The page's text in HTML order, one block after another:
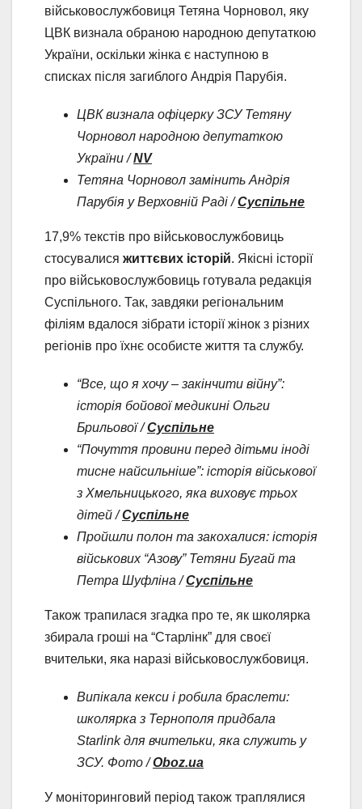
військовослужбовиця Тетяна Чорновол, яку
ЦВК визнала обраною народною депутаткою
України, оскільки жінка є наступною в
списках після загиблого Андрія Парубія.
ЦВК визнала офіцерку ЗСУ Тетяну
Чорновол народною депутаткою
України /NV
Тетяна Чорновол замінить Андрія
Парубія у Верховній Раді /Суспільне
17,9% текстів про військовослужбовиць
стосувалися життєвих історій. Якісні історії
про військовослужбовиць готувала редакція
Суспільного. Так, завдяки регіональним
філіям вдалося зібрати історії жінок з різних
регіонів про їхнє особисте життя та службу.
“Все, що я хочу – закінчити війну”:
історія бойової медикині Ольги
Брильової /Суспільне
“Почуття провини перед дітьми іноді
тисне найсильніше”: історія військової
з Хмельницького, яка виховує трьох
дітей /Суспільне
Пройшли полон та закохалися: історія
військових “Азову” Тетяни Бугай та
Петра Шуфліна /Суспільне
Також трапилася згадка про те, як школярка
збирала гроші на “Старлінк” для своєї
вчительки, яка наразі військовослужбовиця.
Випікала кекси і робила браслети:
школярка з Тернополя придбала
Starlink для вчительки, яка служить у
ЗСУ. Фото /Oboz.ua
У моніторинговий період також траплялися